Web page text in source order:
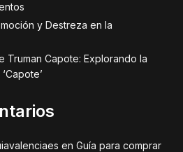
y Destreza en la
Truman Capote: Explorando la
en Guía para comprar